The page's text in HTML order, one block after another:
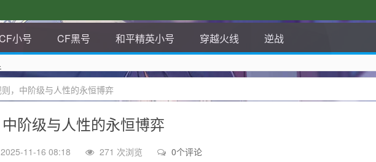
小号 CF黑号 和平精英小号 穿越火线 逆战
，中阶级与人性的永恒博弈
阶级与人性的永恒博弈
2025-11-16 08:18 271 次浏览 0个评论